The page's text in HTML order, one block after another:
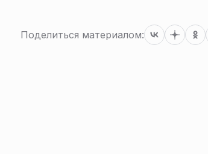
Поделиться материалом: